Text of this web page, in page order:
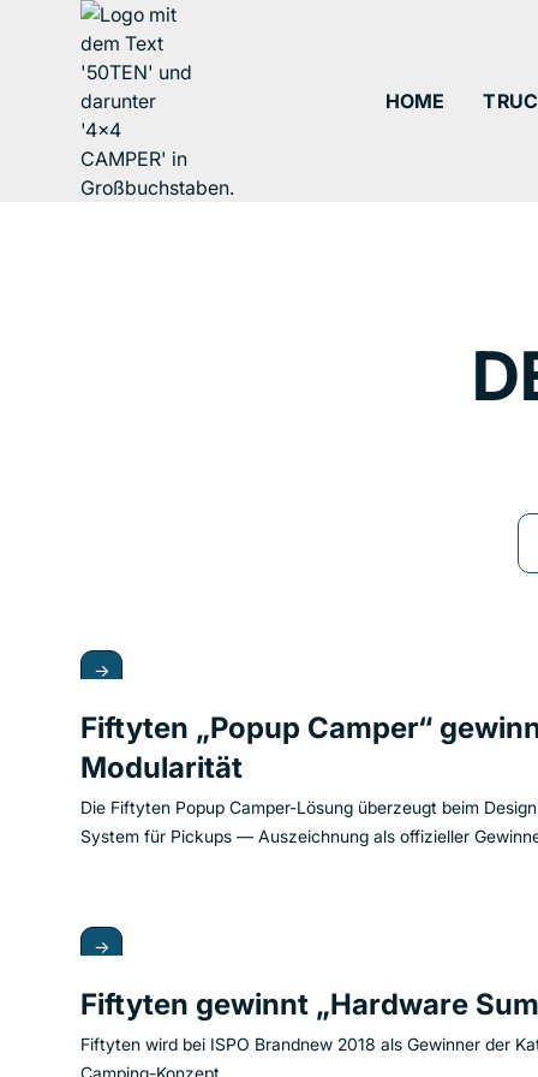
HOME
→
Fiftyten „Popup Camper“
Modularität
Die Fiftyten Popup Camper-Lösung überzeugt beim
System für Pickups — Auszeichnung als offizieller
→
Fiftyten gewinnt „Hardware
Fiftyten wird bei ISPO Brandnew 2018 als Gewinner der
Camping-Konzept.